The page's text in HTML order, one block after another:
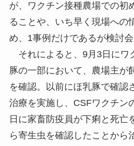
が、ワクチン接種農場での初
ることや、いち早く現場への
め、1事例だけであるが検討会
それによると、9月3日にワ
豚の一部において、農場主が
を確認。以前にほ乳豚で確認
治療を実施し、CSFワクチン
日に家畜防疫員が下痢と死亡
ら寄生虫を確認したことから